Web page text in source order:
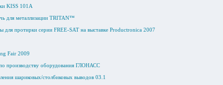
KISS 101A
для металлизации TRITAN™
протирки серии FREE-SAT на выставке Productronica 2007
Fair 2009
производству оборудования ГЛОНАСС
шариковых/столбиковых выводов 03.1